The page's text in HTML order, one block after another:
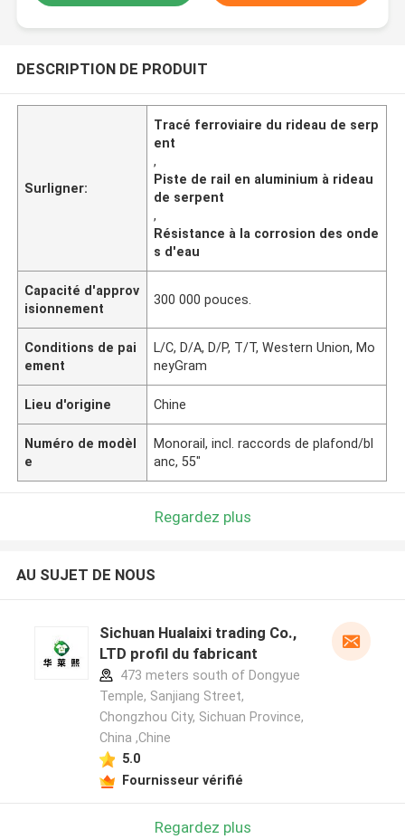
DESCRIPTION DE PRODUIT
Surligner:
Tracé ferroviaire du rideau de serp
ent
,
Piste de rail en aluminium à rideau
de serpent
,
Résistance à la corrosion des onde
s d'eau
Capacité d'approv
isionnement
300 000 pouces.
Conditions de pai
ement
L/C, D/A, D/P, T/T, Western Union, Mo
neyGram
Lieu d'origine Chine
Numéro de modèl
e
Monorail, incl. raccords de plafond/bl
anc, 55"
Regardez plus
AU SUJET DE NOUS
Sichuan Hualaixi trading Co.,
LTD profil du fabricant
473 meters south of Dongyue
Temple, Sanjiang Street,
Chongzhou City, Sichuan Province,
China ,Chine
5.0
Fournisseur vérifié
Regardez plus